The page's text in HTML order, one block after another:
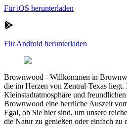
Für iOS herunterladen
Für Android herunterladen
Brownwood - Willkommen in
die im Herzen von Zentral-Texas liegt.
Kleinstadtatmosphäre und
Brownwood eine herrliche Auszeit
Egal, ob Sie hier sind, um unsere
die Natur zu genießen oder einfach zu